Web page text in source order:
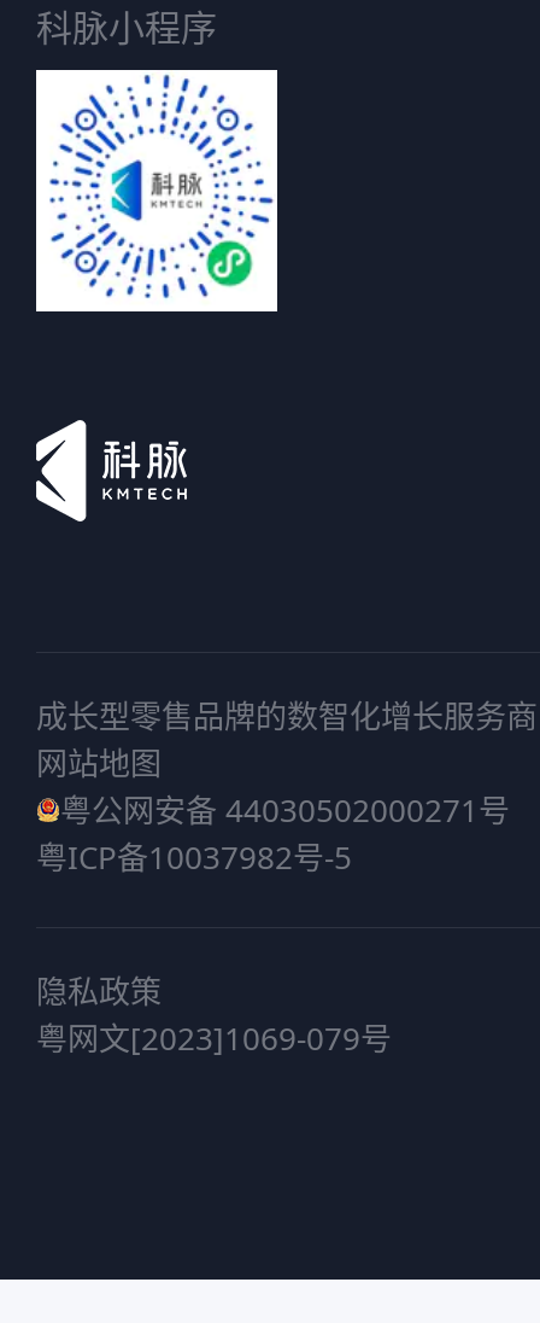
科脉小程序
成长型零售品牌的数智化增长服务商
网站地图
粤公网安备 44030502000271号
粤ICP备10037982号-5
隐私政策
粤网文[2023]1069-079号